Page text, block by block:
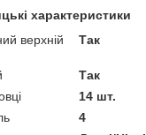
характеристики
верхній
Так
Так
14 шт.
4